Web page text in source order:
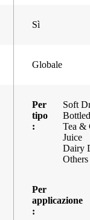
Sì
Globale
Per
tipo
:
Soft
Tea &
Juice
Dairy
Others
Per
applicazione
: